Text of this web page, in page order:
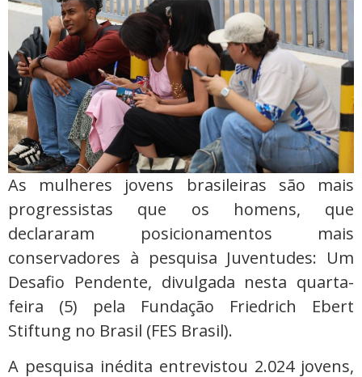
As mulheres jovens brasileiras são mais
progressistas que os homens, que
declararam posicionamentos mais
conservadores à pesquisa Juventudes: Um
Desafio Pendente, divulgada nesta quarta-
feira (5) pela Fundação Friedrich Ebert
Stiftung no Brasil (FES Brasil).
A pesquisa inédita entrevistou 2.024 jovens,